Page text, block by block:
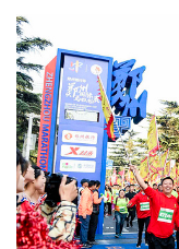
运
动
集